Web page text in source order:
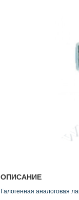
ОПИСАНИЕ
Галогенная аналоговая